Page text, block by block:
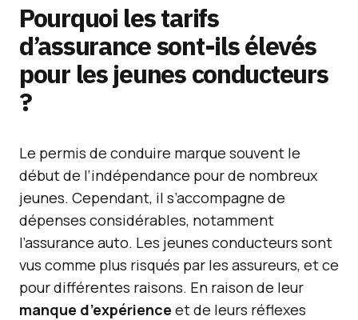
Pourquoi les tarifs
d’assurance sont-ils élevés
pour les jeunes conducteurs
?
Le permis de conduire marque souvent le
début de l’indépendance pour de nombreux
jeunes. Cependant, il s’accompagne de
dépenses considérables, notamment
l’assurance auto. Les jeunes conducteurs sont
vus comme plus risqués par les assureurs, et ce
pour différentes raisons. En raison de leur
manque d’expérience et de leurs réflexes